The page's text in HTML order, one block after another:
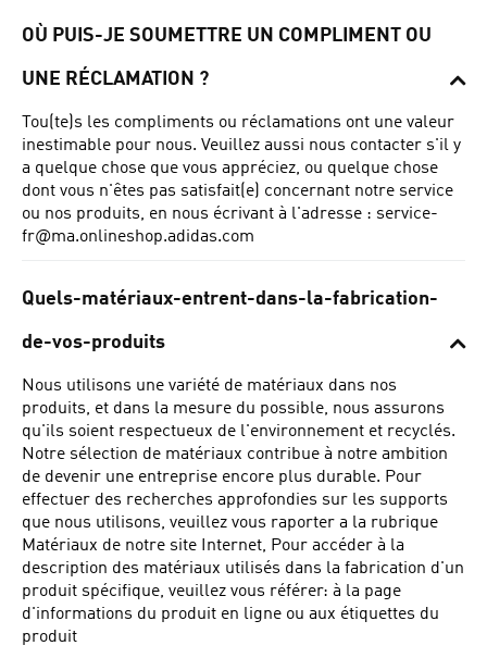
OÙ PUIS-JE SOUMETTRE UN COMPLIMENT OU
UNE RÉCLAMATION ?
Tou(te)s les compliments ou réclamations ont une valeur
inestimable pour nous. Veuillez aussi nous contacter s'il y
a quelque chose que vous appréciez, ou quelque chose
dont vous n'êtes pas satisfait(e) concernant notre service
ou nos produits, en nous écrivant à l'adresse : service-
fr@ma.onlineshop.adidas.com
Quels-matériaux-entrent-dans-la-fabrication-
de-vos-produits
Nous utilisons une variété de matériaux dans nos
produits, et dans la mesure du possible, nous assurons
qu'ils soient respectueux de l'environnement et recyclés.
Notre sélection de matériaux contribue à notre ambition
de devenir une entreprise encore plus durable. Pour
effectuer des recherches approfondies sur les supports
que nous utilisons, veuillez vous raporter a la rubrique
Matériaux de notre site Internet, Pour accéder à la
description des matériaux utilisés dans la fabrication d'un
produit spécifique, veuillez vous référer: à la page
d'informations du produit en ligne ou aux étiquettes du
produit